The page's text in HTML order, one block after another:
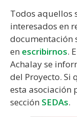
Todos aquellos
interesados en
documentación
en escribirnos.
Achalay se
del Proyecto. Si
esta asociación
sección SEDAs.